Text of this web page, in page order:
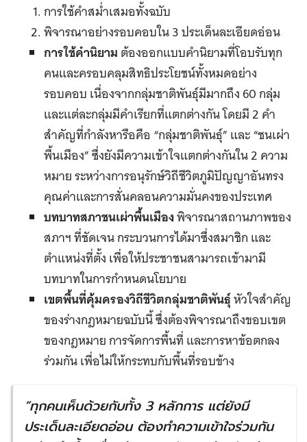
การใช้คำสม่ำเสมอทั้งฉบับ
พิจารณาอย่างรอบคอบใน 3 ประเด็นละเอียดอ่อน
การใช้คำนิยามต้องออกแบบคำนิยามที่โอบรับทุก
คนและครอบคลุมสิทธิประโยชน์ทั้งหมดอย่าง
รอบคอบ เนื่องจากกลุ่มชาติพันธุ์มีมากถึง 60 กลุ่ม
และแต่ละกลุ่มมีคำเรียกที่แตกต่างกัน โดยมี 2 คำ
สำคัญที่กำลังหารือคือ “กลุ่มชาติพันธุ์” และ “ชนเผ่า
พื้นเมือง” ซึ่งยังมีความเข้าใจแตกต่างกันใน 2 ความ
หมาย ระหว่างการอนุรักษ์วิถีชีวิตภูมิปัญญาอันทรง
คุณค่าและการสั่นคลอนความมั่นคงของประเทศ
บทบาทสภาชนเผ่าพื้นเมืองพิจารณาสถานภาพของ
สภาฯ ที่ชัดเจน กระบวนการได้มาซึ่งสมาชิก และ
ตำแหน่งที่ตั้ง เพื่อให้ประชาชนสามารถเข้ามามี
บทบาทในการกำหนดนโยบาย
เขตพื้นที่คุ้มครองวิถีชีวิตกลุ่มชาติพันธุ์หัวใจสำคัญ
ของร่างกฎหมายฉบับนี้ ซึ่งต้องพิจารณาถึงขอบเขต
ของกฎหมาย การจัดการพื้นที่ และการหาข้อตกลง
ร่วมกัน เพื่อไม่ให้กระทบกับพื้นที่รอบข้าง
“ทุกคนเห็นด้วยกับทั้ง 3 หลักการ แต่ยังมี
ประเด็นละเอียดอ่อน ต้องทำความเข้าใจร่วมกัน